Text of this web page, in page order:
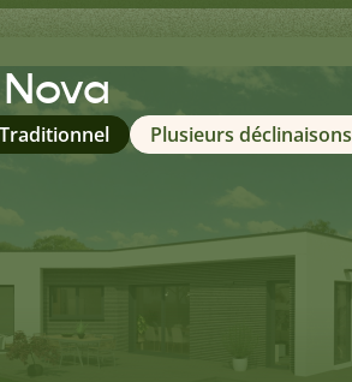
Plusieurs déclinaisons